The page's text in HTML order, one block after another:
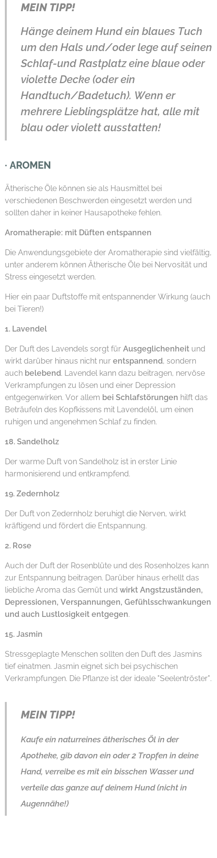
MEIN TIPP!
Hänge deinem Hund ein blaues Tuch
um den Hals und/oder lege auf seinen
Schlaf-und Rastplatz eine blaue oder
violette Decke (oder ein
Handtuch/Badetuch). Wenn er
mehrere Lieblingsplätze hat, alle mit
blau oder violett ausstatten!
· AROMEN
Ätherische Öle können sie als Hausmittel bei
verschiedenen Beschwerden eingesetzt werden und
sollten daher in keiner Hausapotheke fehlen.
Aromatherapie: mit Düften entspannen
Die Anwendungsgebiete der Aromatherapie sind vielfältig,
unter anderem können Ätherische Öle bei Nervosität und
Stress eingesetzt werden.
Hier ein paar Duftstoffe mit entspannender Wirkung (auch
bei Tieren!)
1. Lavendel
Der Duft des Lavendels sorgt für Ausgeglichenheit und
wirkt darüber hinaus nicht nur entspannend, sondern
auch belebend. Lavendel kann dazu beitragen, nervöse
Verkrampfungen zu lösen und einer Depression
entgegenwirken. Vor allem bei Schlafstörungen hilft das
Beträufeln des Kopfkissens mit Lavendelöl, um einen
ruhigen und angenehmen Schlaf zu finden.
18. Sandelholz
Der warme Duft von Sandelholz ist in erster Linie
harmonisierend und entkrampfend.
19. Zedernholz
Der Duft von Zedernholz beruhigt die Nerven, wirkt
kräftigend und fördert die Entspannung.
2. Rose
Auch der Duft der Rosenblüte und des Rosenholzes kann
zur Entspannung beitragen. Darüber hinaus erhellt das
liebliche Aroma das Gemüt und wirkt Angstzuständen,
Depressionen, Verspannungen, Gefühlsschwankungen
und auch Lustlosigkeit entgegen.
15. Jasmin
Stressgeplagte Menschen sollten den Duft des Jasmins
tief einatmen. Jasmin eignet sich bei psychischen
Verkrampfungen. Die Pflanze ist der ideale "Seelentröster".
MEIN TIPP!
Kaufe ein naturreines ätherisches Öl in der
Apotheke, gib davon ein oder 2 Tropfen in deine
Hand, verreibe es mit ein bisschen Wasser und
verteile das ganze auf deinem Hund (nicht in
Augennähe!)